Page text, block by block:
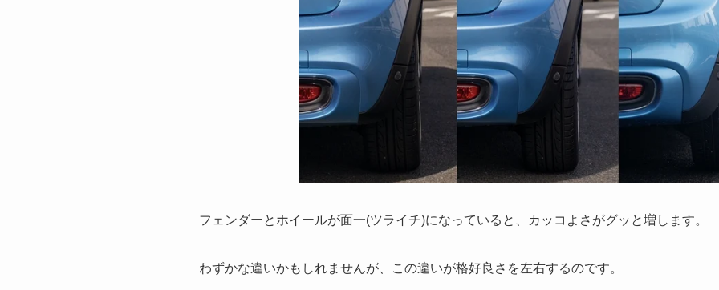
フェンダーとホイールが面一(ツライチ)になっていると、カッコよさがグッと増します。
わずかな違いかもしれませんが、この違いが格好良さを左右するのです。